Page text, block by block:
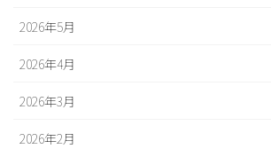
2026年5月
2026年4月
2026年3月
2026年2月